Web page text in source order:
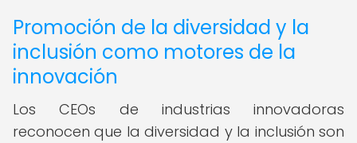
Promoción de la diversidad y la
inclusión como motores de la
innovación
Los CEOs de industrias innovadoras
reconocen que la diversidad y la inclusión son